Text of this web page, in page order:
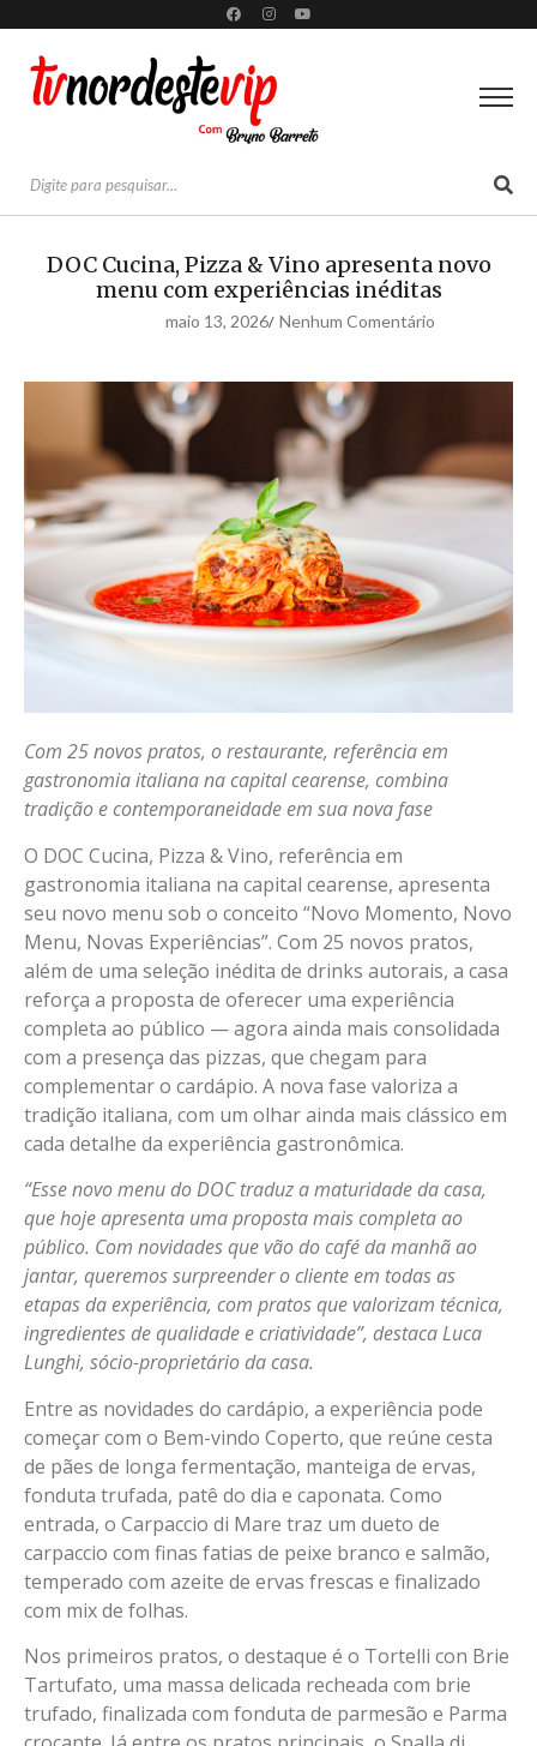
DOC Cucina, Pizza & Vino apresenta novo
menu com experiências inéditas
maio 13, 2026/ Nenhum Comentário
Com 25 novos pratos, o restaurante, referência em
gastronomia italiana na capital cearense, combina
tradição e contemporaneidade em sua nova fase
O DOC Cucina, Pizza & Vino, referência em
gastronomia italiana na capital cearense, apresenta
seu novo menu sob o conceito “Novo Momento, Novo
Menu, Novas Experiências”. Com 25 novos pratos,
além de uma seleção inédita de drinks autorais, a casa
reforça a proposta de oferecer uma experiência
completa ao público — agora ainda mais consolidada
com a presença das pizzas, que chegam para
complementar o cardápio. A nova fase valoriza a
tradição italiana, com um olhar ainda mais clássico em
cada detalhe da experiência gastronômica.
“Esse novo menu do DOC traduz a maturidade da casa,
que hoje apresenta uma proposta mais completa ao
público. Com novidades que vão do café da manhã ao
jantar, queremos surpreender o cliente em todas as
etapas da experiência, com pratos que valorizam técnica,
ingredientes de qualidade e criatividade”, destaca Luca
Lunghi, sócio-proprietário da casa.
Entre as novidades do cardápio, a experiência pode
começar com o Bem-vindo Coperto, que reúne cesta
de pães de longa fermentação, manteiga de ervas,
fonduta trufada, patê do dia e caponata. Como
entrada, o Carpaccio di Mare traz um dueto de
carpaccio com finas fatias de peixe branco e salmão,
temperado com azeite de ervas frescas e finalizado
com mix de folhas.
Nos primeiros pratos, o destaque é o Tortelli con Brie
Tartufato, uma massa delicada recheada com brie
trufado, finalizada com fonduta de parmesão e Parma